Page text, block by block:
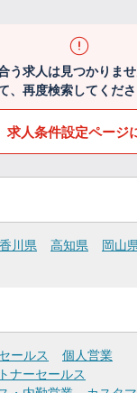
う求人は見つかりませ
、再度検索してくださ
求人条件設定ページ
香川県 高知県 岡山
ールス
個人営業
ナーセールス